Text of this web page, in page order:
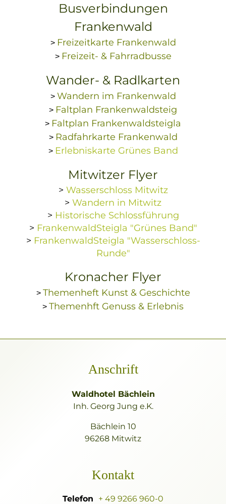
Busverbindungen
Frankenwald
> Freizeitkarte Frankenwald
> Freizeit- & Fahrradbusse
Wander- & Radlkarten
> Wandern im Frankenwald
> Faltplan Frankenwaldsteig
> Faltplan Frankenwaldsteigla
> Radfahrkarte Frankenwald
> Erlebniskarte Grünes Band
Mitwitzer Flyer
> Wasserschloss Mitwitz
> Wandern in Mitwitz
> Historische Schlossführung
> FrankenwaldSteigla "Grünes Band"
> FrankenwaldSteigla "Wasserschloss-
Runde"
Kronacher Flyer
> Themenheft Kunst & Geschichte
> Themenhft Genuss & Erlebnis
Anschrift
Waldhotel Bächlein
Inh. Georg Jung e.K.
Bächlein 10
96268 Mitwitz
Kontakt
Telefon + 49 9266 960-0